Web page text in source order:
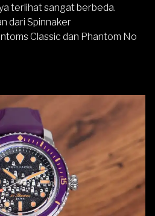
terlihat sangat berbeda.
dari Spinnaker
Classic dan Phantom No